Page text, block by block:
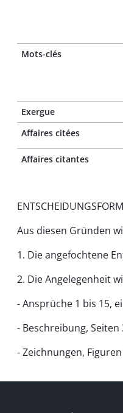
Mots-clés
Exergue
Affaires citées
Affaires citantes
Aus diesen Gründen
1. Die angefochtene
2. Die Angelegenheit
- Ansprüche 1 bis 15,
- Beschreibung,
- Zeichnungen,